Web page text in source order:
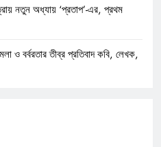
নতুন অধ্যায় ‘প্রতাপ’-এর, প্রথম
ও বর্বরতার তীব্র প্রতিবাদ কবি, লেখক,